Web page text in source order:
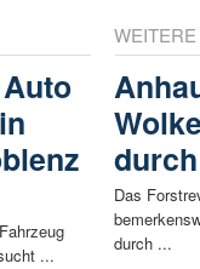
...
Das
durch ...